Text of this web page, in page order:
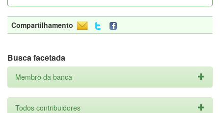
Compartilhamento
Busca facetada
Membro da banca
Todos contribuidores